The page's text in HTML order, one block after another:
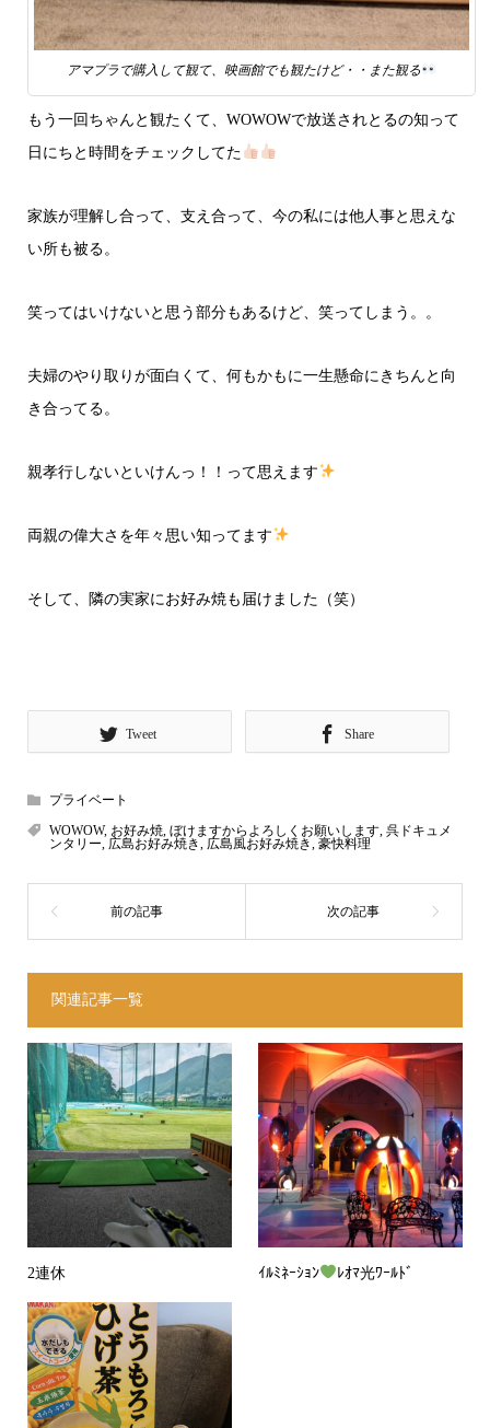
アマプラで購入して観て、映画館でも観たけど・・また観る
もう一回ちゃんと観たくて、WOWOWで放送されとるの知って
日にちと時間をチェックしてた
家族が理解し合って、支え合って、今の私には他人事と思えな
い所も被る。
笑ってはいけないと思う部分もあるけど、笑ってしまう。。
夫婦のやり取りが面白くて、何もかもに一生懸命にきちんと向
き合ってる。
親孝行しないといけんっ！！って思えます
両親の偉大さを年々思い知ってます
そして、隣の実家にお好み焼も届けました（笑）
Tweet Share
プライベート
WOWOW, お好み焼, ぼけますからよろしくお願いします, 呉ドキュメ
ンタリー, 広島お好み焼き, 広島風お好み焼き, 豪快料理
関連記事一覧
2連休 ｲﾙﾐﾈｰｼｮﾝ ﾚｵﾏ光ﾜｰﾙﾄﾞ